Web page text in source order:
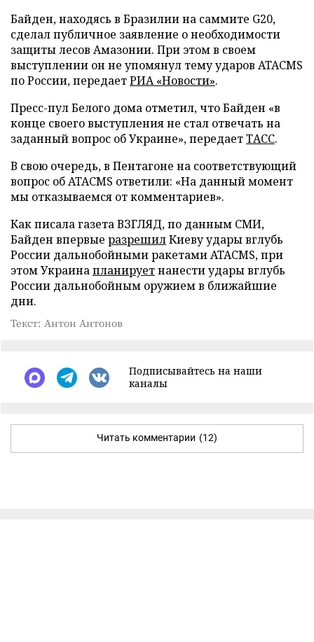
Байден, находясь в Бразилии на саммите G20,
сделал публичное заявление о необходимости
защиты лесов Амазонии. При этом в своем
выступлении он не упомянул тему ударов ATACMS
по России, передаетРИА «Новости».
Пресс-пул Белого дома отметил, что Байден «в
конце своего выступления не стал отвечать на
заданный вопрос об Украине», передаетТАСС.
В свою очередь, в Пентагоне на соответствующий
вопрос об ATACMS ответили: «На данный момент
мы отказываемся от комментариев».
Как писала газета ВЗГЛЯД, по данным СМИ,
Байден впервые разрешилКиеву удары вглубь
России дальнобойными ракетами ATACMS, при
этом Украинапланируетнанести удары вглубь
России дальнобойным оружием в ближайшие
дни.
Текст: Антон Антонов
Подписывайтесь на наши
каналы
Читать комментарии (12)